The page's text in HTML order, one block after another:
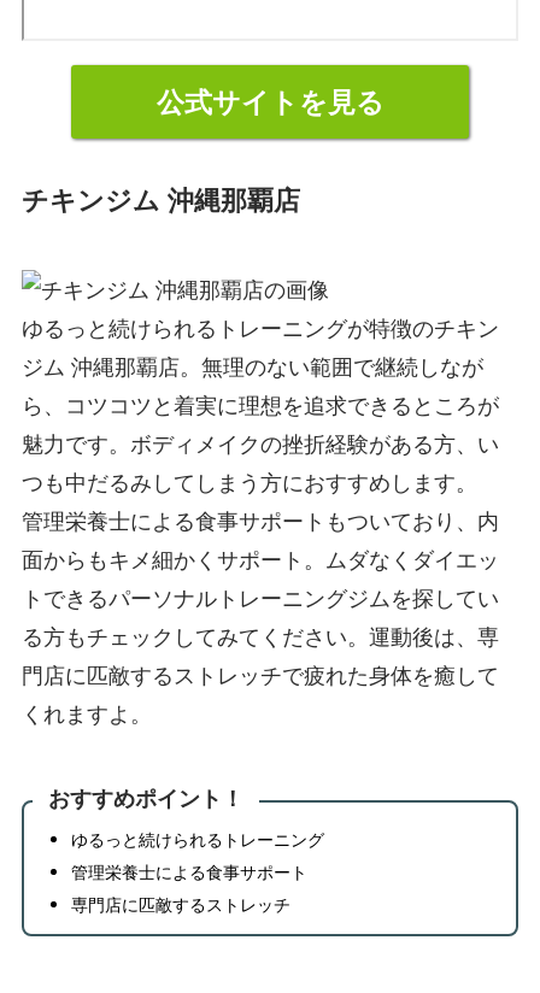
公式サイトを見る
チキンジム 沖縄那覇店
ゆるっと続けられるトレーニングが特徴のチキン
ジム 沖縄那覇店。無理のない範囲で継続しなが
ら、コツコツと着実に理想を追求できるところが
魅力です。ボディメイクの挫折経験がある方、い
つも中だるみしてしまう方におすすめします。
管理栄養士による食事サポートもついており、内
面からもキメ細かくサポート。ムダなくダイエッ
トできるパーソナルトレーニングジムを探してい
る方もチェックしてみてください。運動後は、専
門店に匹敵するストレッチで疲れた身体を癒して
くれますよ。
おすすめポイント！
ゆるっと続けられるトレーニング
管理栄養士による食事サポート
専門店に匹敵するストレッチ